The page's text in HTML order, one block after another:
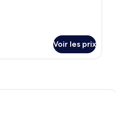
Voir les prix
Comfort Hotel